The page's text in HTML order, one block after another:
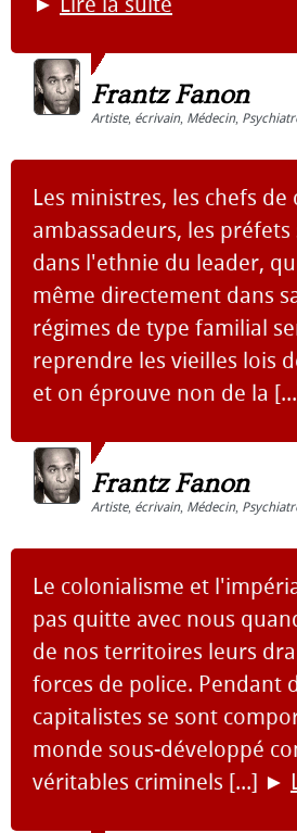
Frantz Fanon
Artiste, écrivain, Médecin,
Les ministres, les chefs de
ambassadeurs, les préfets
dans l'ethnie du leader,
même directement dans
régimes de type familial
reprendre les vieilles lois
et on éprouve non de la
Frantz Fanon
Artiste, écrivain, Médecin,
Le colonialisme et
pas quitte avec nous
de nos territoires leurs
forces de police. Pendant
capitalistes se sont
monde sous-développé
véritables criminels [...] ►